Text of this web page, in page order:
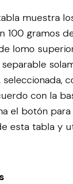
muestra
100 gramos
lomo
separable
con la
el botón
esta tabla y